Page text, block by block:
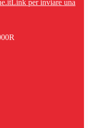
Link per inviare una